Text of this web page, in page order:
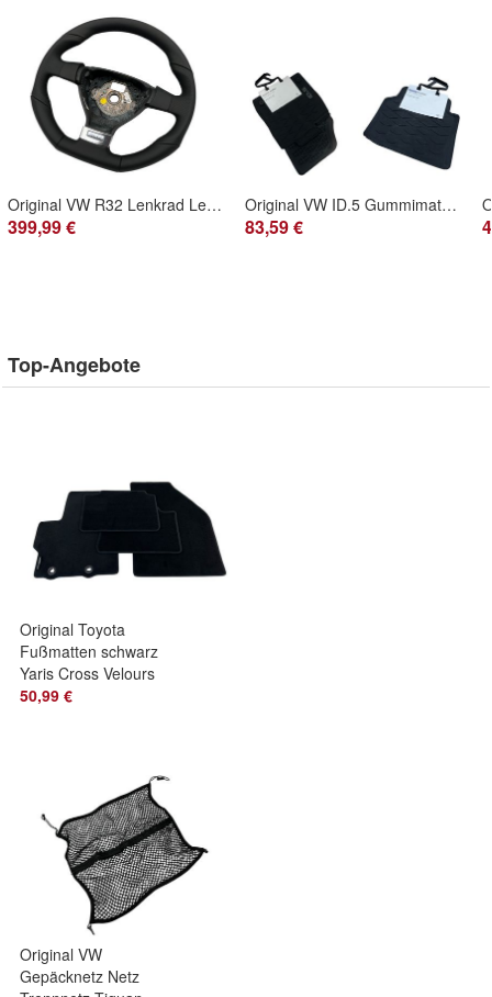
Original VW R32 Lenkrad Lederlenkrad Golf 5 V Leder gelocht abgeflacht Sport 1K
399,99 €
Original VW ID.5 Gummimatten Fußmatten Gummi schwarz Allwetter vorne hinten ID.4
83,59 €
Top-Angebote
Original Toyota
Fußmatten schwarz
Yaris Cross Velours
mit Logo Teppich
50,99 €
Original VW
Gepäcknetz Netz